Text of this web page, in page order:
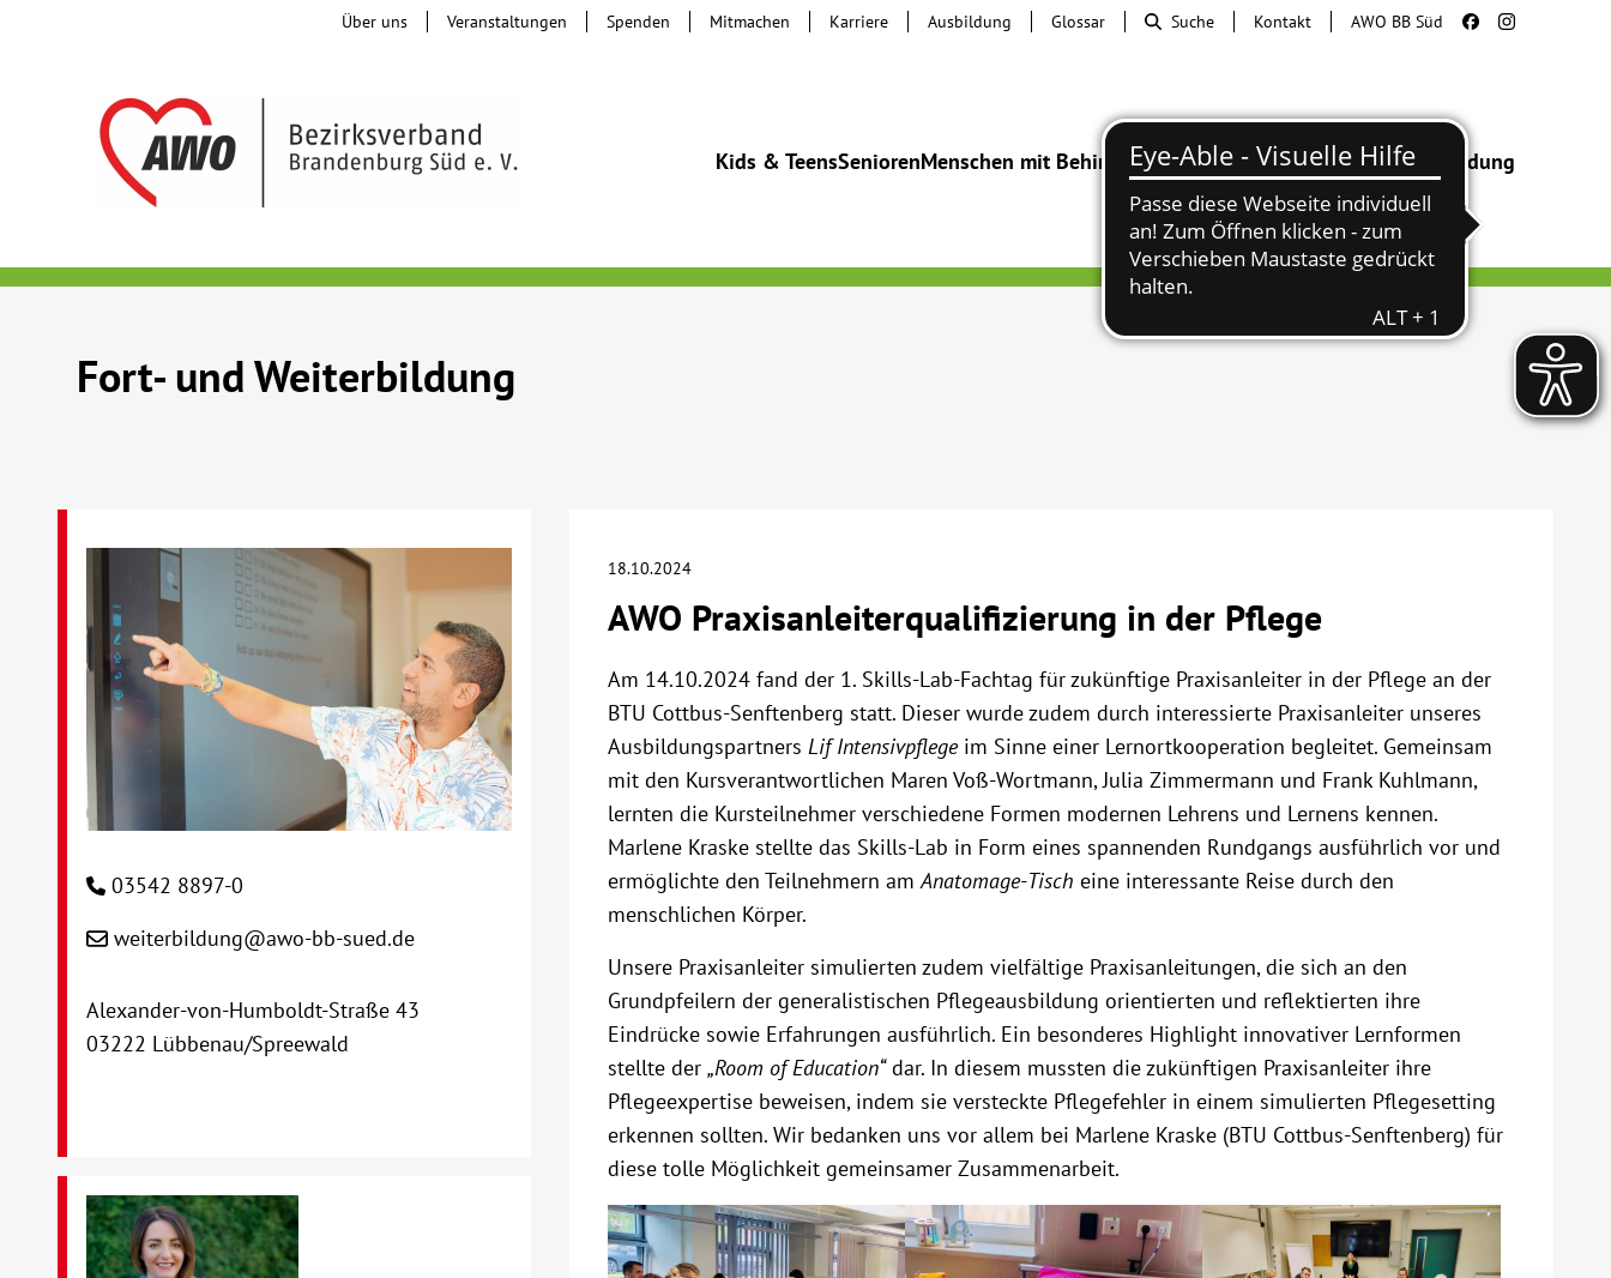
Kids & TeensSeniorenMenschen mit BehinderungBeratung & HilfeBegegnung Bildung
Über uns Veranstaltungen Spenden Mitmachen Karriere Ausbildung Glossar Suche Kontakt AWO BB Süd
Fort- und Weiterbildung
18.10.2024
AWO Praxisanleiterqualifizierung in der Pflege
Am 14.10.2024 fand der 1. Skills-Lab-Fachtag für zukünftige Praxisanleiter in der Pflege an der
BTU Cottbus-Senftenberg statt. Dieser wurde zudem durch interessierte Praxisanleiter unseres
Ausbildungspartners Lif Intensivpflegeim Sinne einer Lernortkooperation begleitet. Gemeinsam
mit den Kursverantwortlichen Maren Voß-Wortmann, Julia Zimmermann und Frank Kuhlmann,
lernten die Kursteilnehmer verschiedene Formen modernen Lehrens und Lernens kennen.
Marlene Kraske stellte das Skills-Lab in Form eines spannenden Rundgangs ausführlich vor und
ermöglichte den Teilnehmern amAnatomage-Tisch eine interessante Reise durch den
menschlichen Körper.
Unsere Praxisanleiter simulierten zudem vielfältige Praxisanleitungen, die sich an den
Grundpfeilern der generalistischen Pflegeausbildung orientierten und reflektierten ihre
Eindrücke sowie Erfahrungen ausführlich. Ein besonderes Highlight innovativer Lernformen
stellte der „Room of Education“dar. In diesem mussten die zukünftigen Praxisanleiter ihre
Pflegeexpertise beweisen, indem sie versteckte Pflegefehler in einem simulierten Pflegesetting
erkennen sollten. Wir bedanken uns vor allem bei Marlene Kraske (BTU Cottbus-Senftenberg) für
diese tolle Möglichkeit gemeinsamer Zusammenarbeit.
03542 8897-0
weiterbildung@awo-bb-sued.de
Alexander-von-Humboldt-Straße 43
03222 Lübbenau/Spreewald